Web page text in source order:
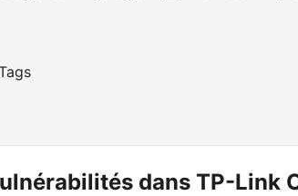
dans TP-Link